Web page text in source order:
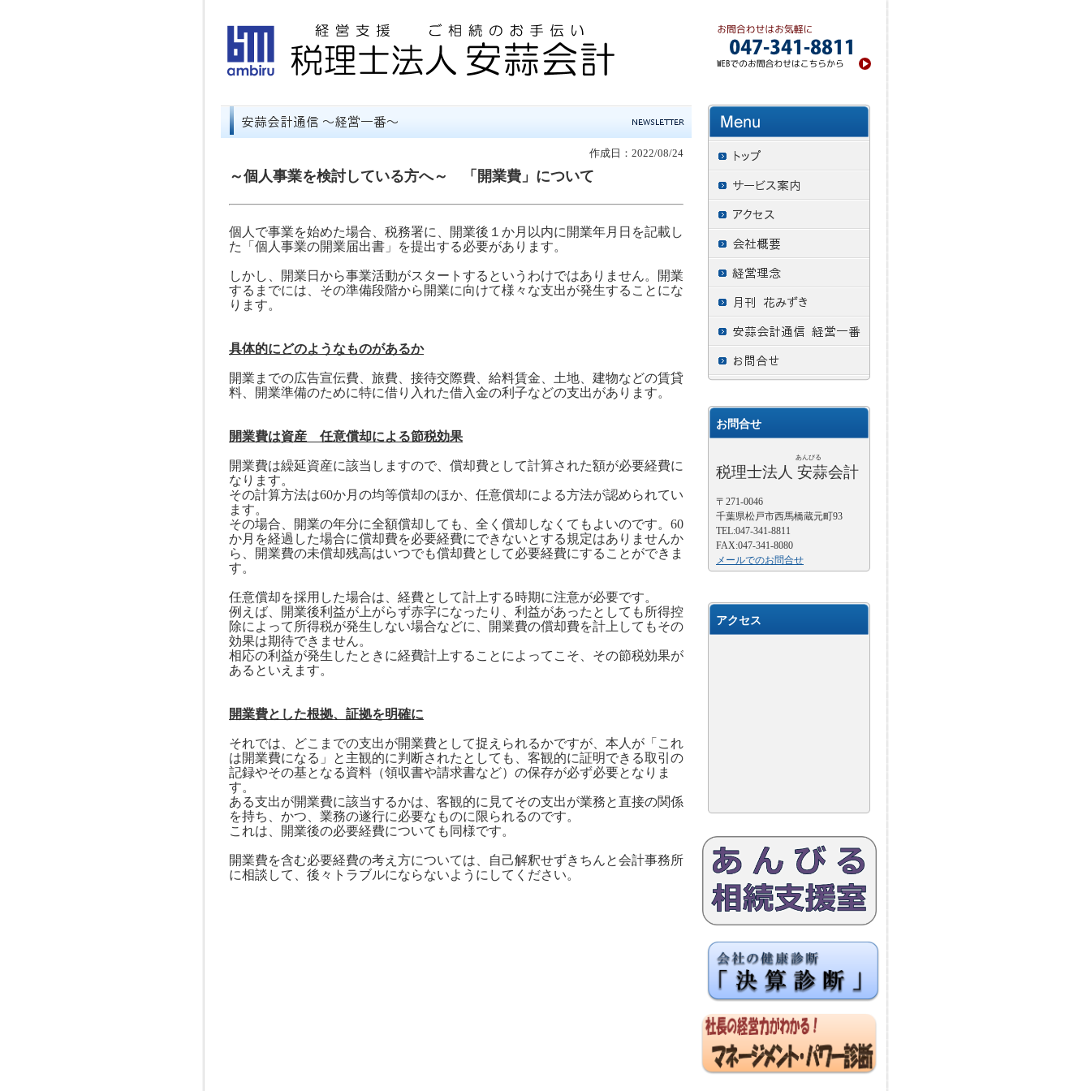
作成日：2022/08/24
～個人事業を検討している方へ～ 「開業費」について
個人で事業を始めた場合、税務署に、開業後１か月以内に開業年月日を記載し
た「個人事業の開業届出書」を提出する必要があります。
しかし、開業日から事業活動がスタートするというわけではありません。開業
するまでには、その準備段階から開業に向けて様々な支出が発生することにな
ります。
具体的にどのようなものがあるか
開業までの広告宣伝費、旅費、接待交際費、給料賃金、土地、建物などの賃貸
料、開業準備のために特に借り入れた借入金の利子などの支出があります。
開業費は資産 任意償却による節税効果
開業費は繰延資産に該当しますので、償却費として計算された額が必要経費に
なります。
その計算方法は60か月の均等償却のほか、任意償却による方法が認められてい
ます。
その場合、開業の年分に全額償却しても、全く償却しなくてもよいのです。 60
か月を経過した場合に償却費を必要経費にできないとする規定はありませんか
ら、開業費の未償却残高はいつでも償却費として必要経費にすることができま
す。
任意償却を採用した場合は、経費として計上する時期に注意が必要です。
例えば、開業後利益が上がらず赤字になったり、利益があったとしても所得控
除によって所得税が発生しない場合などに、開業費の償却費を計上してもその
効果は期待できません。
相応の利益が発生したときに経費計上することによってこそ、その節税効果が
あるといえます。
開業費とした根拠、証拠を明確に
それでは、どこまでの支出が開業費として捉えられるかですが、本人が「これ
は開業費になる」と主観的に判断されたとしても、客観的に証明できる取引の
記録やその基となる資料（領収書や請求書など）の保存が必ず必要となりま
す。
ある支出が開業費に該当するかは、客観的に見てその支出が業務と直接の関係
を持ち、かつ、業務の遂行に必要なものに限られるのです。
これは、開業後の必要経費についても同様です。
開業費を含む必要経費の考え方については、自己解釈せずきちんと会計事務所
に相談して、後々トラブルにならないようにしてください。
お問合せ
あんびる
税理士法人 安蒜会計
〒271-0046
千葉県松戸市西馬橋蔵元町93
TEL:047-341-8811
FAX:047-341-8080
メールでのお問合せ
アクセス